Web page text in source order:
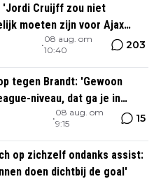
'Jordi Cruijff zou niet
moeten zijn voor Ajax
•
08 aug. om
10:40
203
tegen Brandt: 'Gewoon
niveau, dat ga je in
zien'
•
08 aug. om
9:15
15
op zichzelf ondanks assist:
doen dichtbij de goal'